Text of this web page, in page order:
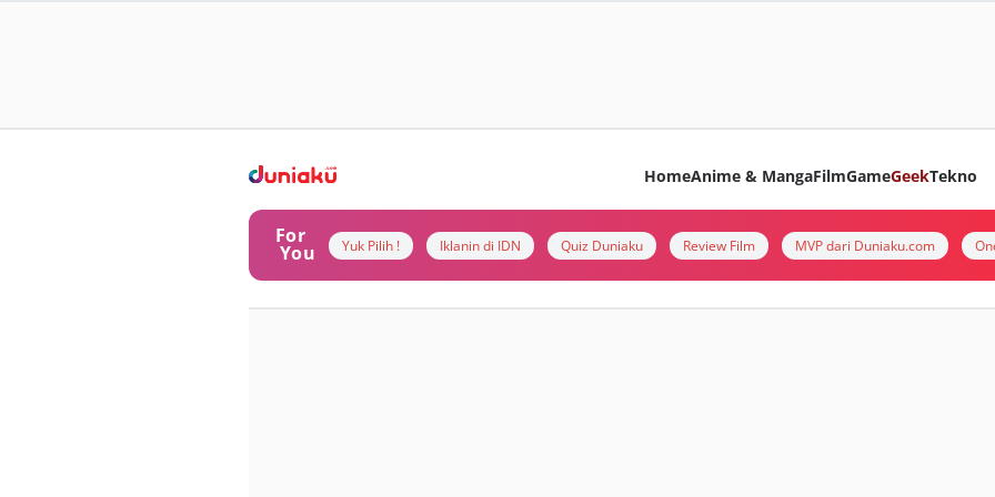
HomeAnime & MangaFilmGameGeekTekno
For
You Yuk Pilih ! Iklanin di IDN Quiz Duniaku Review Film MVP dari Duniaku.com